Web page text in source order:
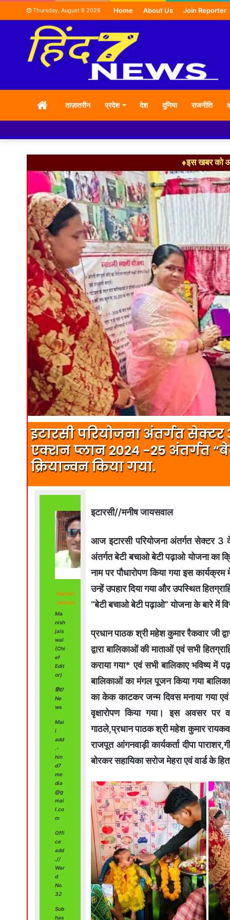
Thursday, August 6 2026 Home About Us Join Reporter
HOMEताज़ातरीन प्रदेश देश दुनिया राजनीति
♦इस खबर को
इटारसी परियोजना अंतर्गत सेक्टर
एक्शन प्लान 2024 -25 अंतर्गत
क्रियान्वन किया गया.
Manish
Jaiswal
Ma
nish
jais
wal
(Chi
ef
Edit
or)
हिंद7
Ne
ws
Mai
l
add
.-
hin
d7
me
dia
@g
mai
l.co
m
Offi
ce
add
.//
War
d
No.
32
Sub
has
इटारसी//मनीष जायसवाल
आज इटारसी परियोजना अंतर्गत सेक्टर
अंतर्गत बेटी बचाओ बेटी पढ़ाओ योजना का
नाम पर पौधारोपण किया गया इस कार्यक्रम
उन्हें उपहार दिया गया और उपस्थित
“बेटी बचाओ बेटी पढ़ाओ” योजना के बारे में
प्रधान पाठक श्री महेश कुमार रैकवार जी
द्वारा बालिकाओं की माताओं एवं सभी
कराया गया* एवं सभी बालिकाए भविष्य में
बालिकाओं का मंगल पूजन किया गया
का केक काटकर जन्म दिवस मनाया गया एवं
वृक्षारोपण किया गया। इस अवसर पर
गाठले,प्रधान पाठक श्री महेश कुमार
राजपूत आंगनवाड़ी कार्यकर्ता दीपा
बोरकर सहायिका सरोज मेहरा एवं वार्ड के